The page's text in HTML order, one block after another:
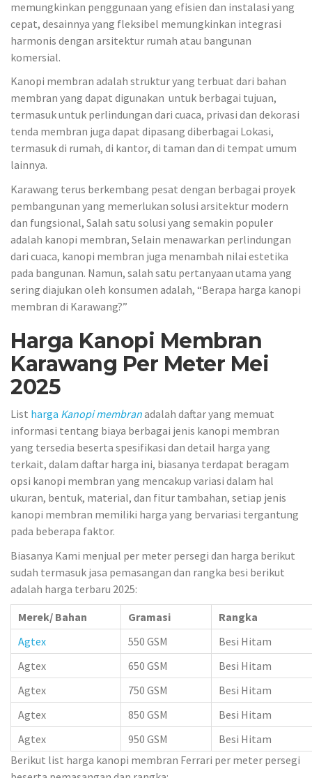
memungkinkan penggunaan yang efisien dan instalasi yang
cepat, desainnya yang fleksibel memungkinkan integrasi
harmonis dengan arsitektur rumah atau bangunan
komersial.
Kanopi membran adalah struktur yang terbuat dari bahan
membran yang dapat digunakan untuk berbagai tujuan,
termasuk untuk perlindungan dari cuaca, privasi dan dekorasi
tenda membran juga dapat dipasang diberbagai Lokasi,
termasuk di rumah, di kantor, di taman dan di tempat umum
lainnya.
Karawang terus berkembang pesat dengan berbagai proyek
pembangunan yang memerlukan solusi arsitektur modern
dan fungsional, Salah satu solusi yang semakin populer
adalah kanopi membran, Selain menawarkan perlindungan
dari cuaca, kanopi membran juga menambah nilai estetika
pada bangunan. Namun, salah satu pertanyaan utama yang
sering diajukan oleh konsumen adalah, “Berapa harga kanopi
membran di Karawang?”
Harga Kanopi Membran
Karawang Per Meter Mei
2025
List harga Kanopi membranadalah daftar yang memuat
informasi tentang biaya berbagai jenis kanopi membran
yang tersedia beserta spesifikasi dan detail harga yang
terkait, dalam daftar harga ini, biasanya terdapat beragam
opsi kanopi membran yang mencakup variasi dalam hal
ukuran, bentuk, material, dan fitur tambahan, setiap jenis
kanopi membran memiliki harga yang bervariasi tergantung
pada beberapa faktor.
Biasanya Kami menjual per meter persegi dan harga berikut
sudah termasuk jasa pemasangan dan rangka besi berikut
adalah harga terbaru 2025:
Merek/ Bahan Gramasi
Rangka
Agtex
550 GSM
Besi Hitam
Agtex
650 GSM
Besi Hitam
Agtex
750 GSM
Besi Hitam
Agtex
850 GSM
Besi Hitam
Agtex
950 GSM
Besi Hitam
Berikut list harga kanopi membran Ferrari per meter persegi